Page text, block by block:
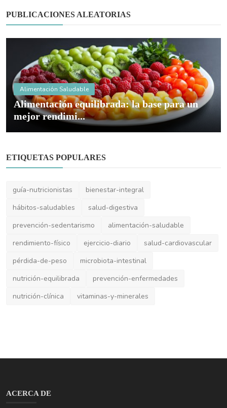
PUBLICACIONES ALEATORIAS
Otros
ETIQUETAS POPULARES
guía-nutricionistas
bienestar-integral
hábitos-saludables
salud-digestiva
prevención-sedentarismo
rendimiento-físico
pérdida-de-peso
microbiota-intestinal
nutrición-equilibrada
prevención-enfermedades
nutrición-clínica
vitaminas-y-minerales
contenidos de nutrición y dietas en Paraguay. Aquí
certificados en el rubro.